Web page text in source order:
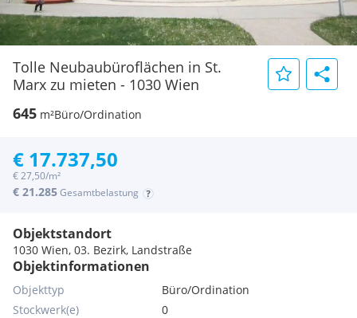
Tolle Neubaubüroflächen in St.
Marx zu mieten - 1030 Wien
645 m²Büro/Ordination
€ 17.737,50
€ 27,50/m²
€ 21.285Gesamtbelastung
Objektstandort
1030 Wien, 03. Bezirk, Landstraße
Objektinformationen
Objekttyp
Büro/Ordination
Stockwerk(e)
0